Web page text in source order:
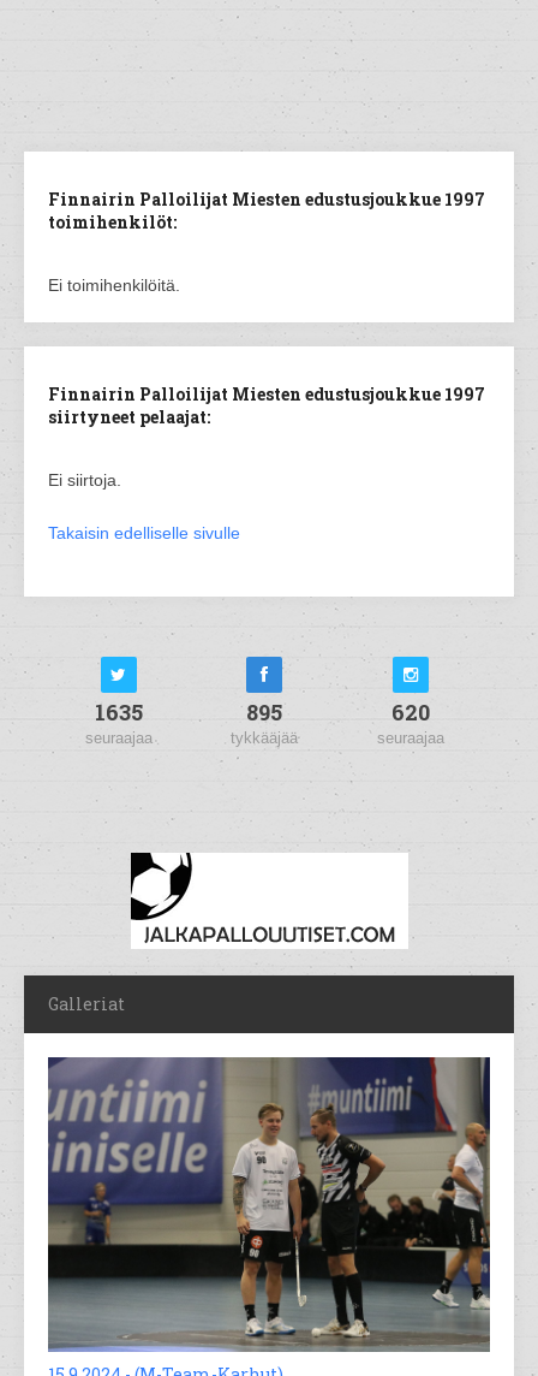
Finnairin Palloilijat Miesten edustusjoukkue 1997
toimihenkilöt:
Ei toimihenkilöitä.
Finnairin Palloilijat Miesten edustusjoukkue 1997
siirtyneet pelaajat:
Ei siirtoja.
Takaisin edelliselle sivulle
1635
seuraajaa
895
tykkääjää
620
seuraajaa
Galleriat